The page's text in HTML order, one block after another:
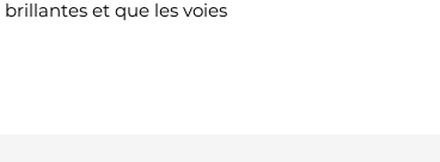
et que les voies